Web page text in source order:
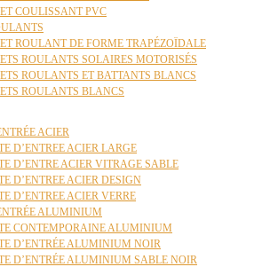
COULISSANT PVC
ROULANT DE FORME TRAPÉZOÏDALE
ROULANTS SOLAIRES MOTORISÉS
ROULANTS ET BATTANTS BLANCS
ROULANTS BLANCS
ACIER
D’ENTREE ACIER LARGE
D’ENTRE ACIER VITRAGE SABLE
D’ENTREE ACIER DESIGN
D’ENTREE ACIER VERRE
ALUMINIUM
CONTEMPORAINE ALUMINIUM
D’ENTRÉE ALUMINIUM NOIR
D’ENTRÉE ALUMINIUM SABLE NOIR